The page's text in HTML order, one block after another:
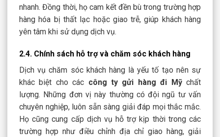
nhanh. Đồng thời, họ cam kết đền bù trong trường hợp
hàng hóa bị thất lạc hoặc giao trễ, giúp khách hàng
yên tâm khi sử dụng dịch vụ.
2.4. Chính sách hỗ trợ và chăm sóc khách hàng
Dịch vụ chăm sóc khách hàng là yếu tố tạo nên sự
khác biệt cho các công ty gửi hàng đi Mỹchất
lượng. Những đơn vị này thường có đội ngũ tư vấn
chuyên nghiệp, luôn sẵn sàng giải đáp mọi thắc mắc.
Họ cũng cung cấp dịch vụ hỗ trợ kịp thời trong các
trường hợp như điều chỉnh địa chỉ giao hàng, giải